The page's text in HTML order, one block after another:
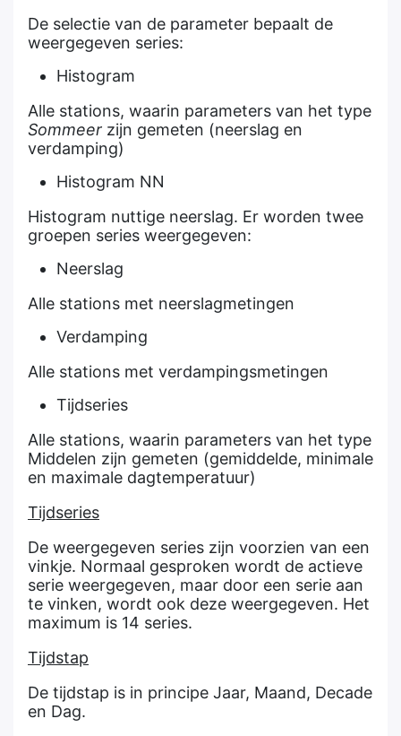
De selectie van de parameter bepaalt de
weergegeven series:
Histogram
Alle stations, waarin parameters van het type
Sommeer zijn gemeten (neerslag en
verdamping)
Histogram NN
Histogram nuttige neerslag. Er worden twee
groepen series weergegeven:
Neerslag
Alle stations met neerslagmetingen
Verdamping
Alle stations met verdampingsmetingen
Tijdseries
Alle stations, waarin parameters van het type
Middelen zijn gemeten (gemiddelde, minimale
en maximale dagtemperatuur)
Tijdseries
De weergegeven series zijn voorzien van een
vinkje. Normaal gesproken wordt de actieve
serie weergegeven, maar door een serie aan
te vinken, wordt ook deze weergegeven. Het
maximum is 14 series.
Tijdstap
De tijdstap is in principe Jaar, Maand, Decade
en Dag.